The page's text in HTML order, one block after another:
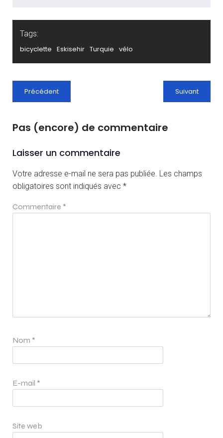
Tags:
bicyclette Eskisehir Turquie vélo
Précédent Suivant
Pas (encore) de commentaire
Laisser un commentaire
Votre adresse e-mail ne sera pas publiée. Les champs
obligatoires sont indiqués avec *
Commentaire *
Nom *
E-mail *
Site web